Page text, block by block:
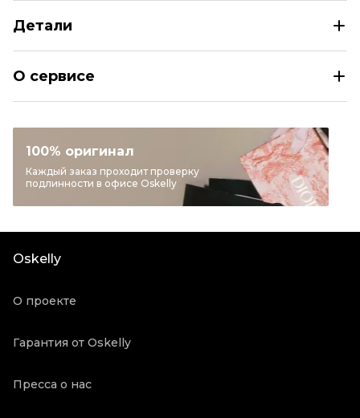
Детали
Бренд
Материал сумок
Кожа
Цвет
Коричневый
Состояние товара
О сервисе
100% оригинал
Каждый заказ проходит проверку
подлинности в офисе Oskelly
Oskelly
О проекте
Гарантия от Oskelly
Пресса о нас